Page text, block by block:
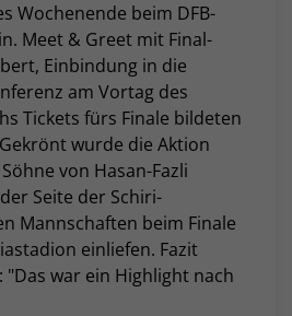
Wochenende beim DFB-
Meet & Greet mit Final-
Einbindung in die
am Vortag des
Tickets fürs Finale bildeten
wurde die Aktion
von Hasan-Fazli
Seite der Schiri-
Mannschaften beim Finale
einliefen. Fazit
"Das war ein Highlight nach